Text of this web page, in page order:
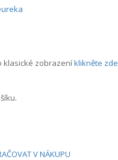
klasické zobrazeníklikněte zde
V NÁKUPU